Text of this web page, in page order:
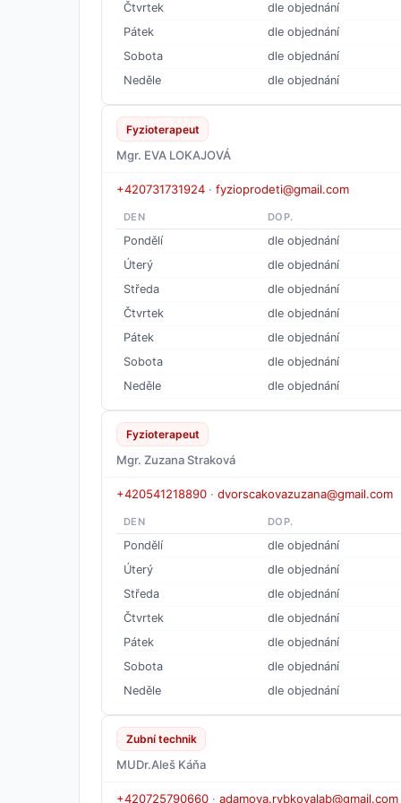
Čtvrtek
dle objednání
Pátek
dle objednání
Sobota
dle objednání
Neděle
dle objednání
Fyzioterapeut
Mgr. EVA LOKAJOVÁ
+420731731924 · fyzioprodeti@gmail.com
DEN DOP.
Pondělí
dle objednání
Úterý
dle objednání
Středa
dle objednání
Čtvrtek
dle objednání
Pátek
dle objednání
Sobota
dle objednání
Neděle
dle objednání
Fyzioterapeut
Mgr. Zuzana Straková
+420541218890 · dvorscakovazuzana@gmail.com
DEN DOP.
Pondělí
dle objednání
Úterý
dle objednání
Středa
dle objednání
Čtvrtek
dle objednání
Pátek
dle objednání
Sobota
dle objednání
Neděle
dle objednání
Zubní technik
MUDr.Aleš Káňa
+420725790660 · adamova.rybkovalab@gmail.com